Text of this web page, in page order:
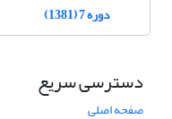
دوره 7 (1381)
دسترسی سریع
صفحه اصلی